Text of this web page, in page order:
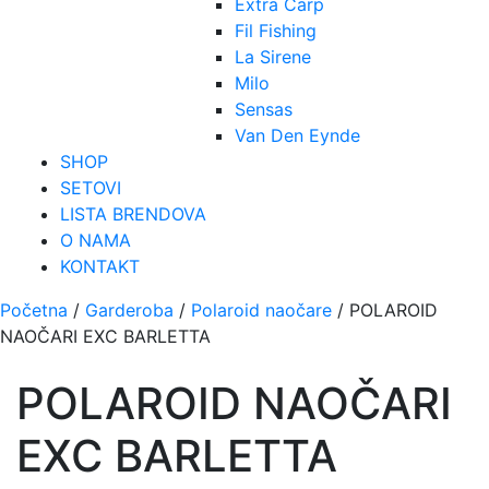
Fil Fishing
La Sirene
Milo
Sensas
Van Den Eynde
SHOP
SETOVI
LISTA BRENDOVA
O NAMA
KONTAKT
Početna / Garderoba / Polaroid naočare / POLAROID
NAOČARI EXC BARLETTA
POLAROID NAOČARI
EXC BARLETTA